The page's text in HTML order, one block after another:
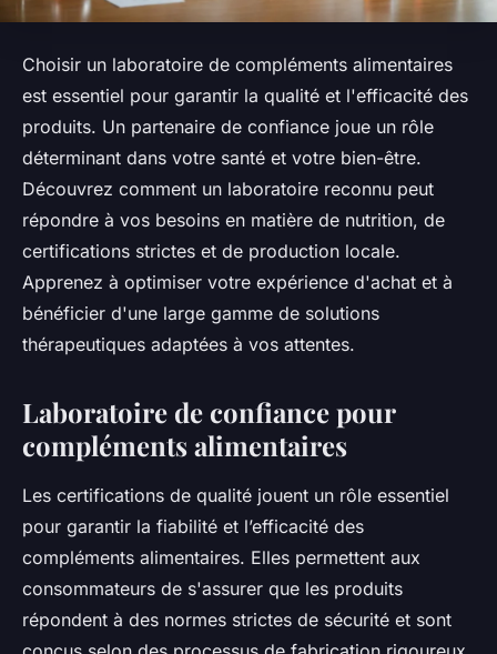
Choisir un laboratoire de compléments alimentaires
est essentiel pour garantir la qualité et l'efficacité des
produits. Un partenaire de confiance joue un rôle
déterminant dans votre santé et votre bien-être.
Découvrez comment un laboratoire reconnu peut
répondre à vos besoins en matière de nutrition, de
certifications strictes et de production locale.
Apprenez à optimiser votre expérience d'achat et à
bénéficier d'une large gamme de solutions
thérapeutiques adaptées à vos attentes.
Laboratoire de confiance pour
compléments alimentaires
Les certifications de qualité jouent un rôle essentiel
pour garantir la fiabilité et l’efficacité des
compléments alimentaires. Elles permettent aux
consommateurs de s'assurer que les produits
répondent à des normes strictes de sécurité et sont